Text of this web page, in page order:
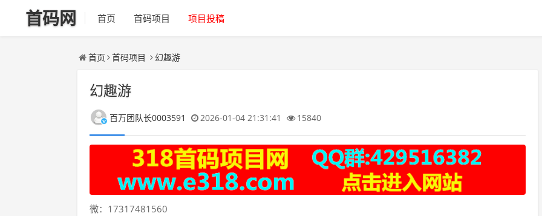
首码网 首页 首码项目 项目投稿
首页 首码项目 幻趣游
幻趣游
百万团队长0003591 2026-01-04 21:31:41 15840
微：17317481560